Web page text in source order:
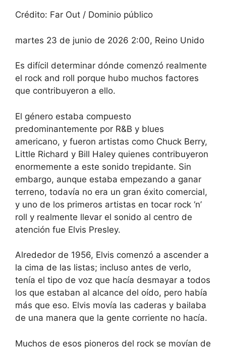
Crédito: Far Out / Dominio público
martes 23 de junio de 2026 2:00, Reino Unido
Es difícil determinar dónde comenzó realmente
el rock and roll porque hubo muchos factores
que contribuyeron a ello.
El género estaba compuesto
predominantemente por R&B y blues
americano, y fueron artistas como Chuck Berry,
Little Richard y Bill Haley quienes contribuyeron
enormemente a este sonido trepidante. Sin
embargo, aunque estaba empezando a ganar
terreno, todavía no era un gran éxito comercial,
y uno de los primeros artistas en tocar rock ‘n’
roll y realmente llevar el sonido al centro de
atención fue Elvis Presley.
Alrededor de 1956, Elvis comenzó a ascender a
la cima de las listas; incluso antes de verlo,
tenía el tipo de voz que hacía desmayar a todos
los que estaban al alcance del oído, pero había
más que eso. Elvis movía las caderas y bailaba
de una manera que la gente corriente no hacía.
Muchos de esos pioneros del rock se movían de